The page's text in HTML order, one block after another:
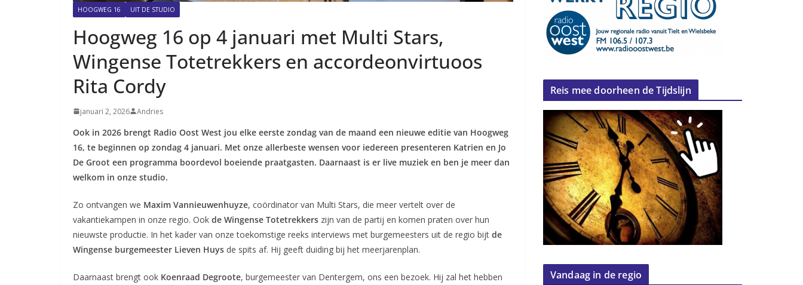
HOOGWEG 16 UIT DE STUDIO
Hoogweg 16 op 4 januari met Multi Stars,
Wingense Totetrekkers en accordeonvirtuoos
Rita Cordy
januari 2, 2026 Andries
Ook in 2026 brengt Radio Oost West jou elke eerste zondag van de maand een nieuwe editie van Hoogweg
16, te beginnen op zondag 4 januari. Met onze allerbeste wensen voor iedereen presenteren Katrien en Jo
De Groot een programma boordevol boeiende praatgasten. Daarnaast is er live muziek en ben je meer dan
welkom in onze studio.
Zo ontvangen we Maxim Vannieuwenhuyze, coördinator van Multi Stars, die meer vertelt over de
vakantiekampen in onze regio. Ook de Wingense Totetrekkers zijn van de partij en komen praten over hun
nieuwste productie. In het kader van onze toekomstige reeks interviews met burgemeesters uit de regio bijt de
Wingense burgemeester Lieven Huys de spits af. Hij geeft duiding bij het meerjarenplan.
Daarnaast brengt ook Koenraad Degroote, burgemeester van Dentergem, ons een bezoek. Hij zal het hebben
Reis mee doorheen de Tijdslijn
Vandaag in de regio